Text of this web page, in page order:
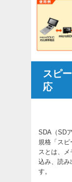
スピ
応
SDA（SD
規格「スピ
スとは、メ
込み、読み
す。